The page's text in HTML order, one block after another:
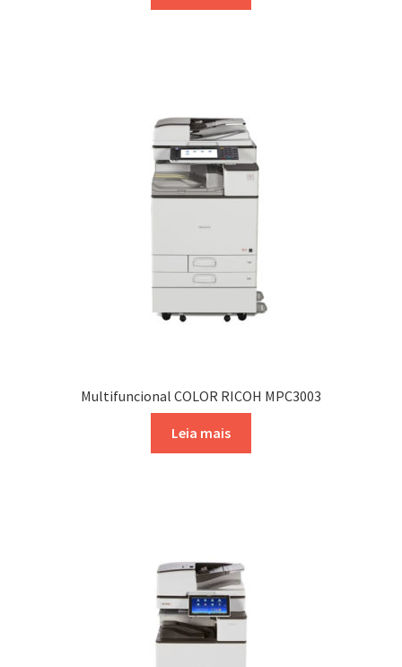
Multifuncional COLOR RICOH MPC3003
Leia mais